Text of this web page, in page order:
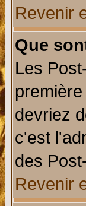
Revenir
Que
Les
devriez
c'est
des
Revenir